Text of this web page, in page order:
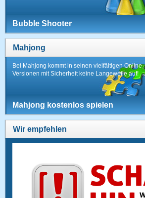
Bubble Shooter
Mahjong
Bei Mahjong kommt in seinen vielfältigen Online-
Versionen mit Sicherheit keine Langeweile auf!
Mahjong kostenlos spielen
Wir empfehlen